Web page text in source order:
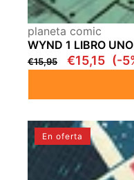
Proveedor:
planeta comic
WYND 1 LIBRO
Precio
€15,95
Precio
€15,15 (-
✅
COSMOKNIGHTS:
En oferta